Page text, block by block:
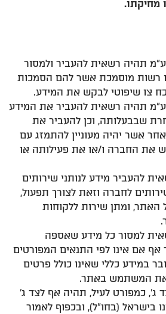
מחיקתו.
תהיה רשאית להעביר ולמסור
רשות מוסמכת אשר להם הסמכות
צו שיפוטי לבקש את המידע.
תהיה רשאית להעביר את המידע
שבבעלותה, וכן להעביר את
אשר יהיה מעוניין להתמזג עם
את החברה ו/או את פעילותה או
להעביר מידע לנותני שירותים
לחברה וזאת לצורך תפעול,
האתר, ומתן שירות ללקוחות
למסור כל מידע שאספה
אם אינו לפי התנאים המפורטים
במידע כללי שאינו כולל פרטים
את המשתמש באתר.
ג', כמפורט לעיל, תהיה אף לצד ג'
בישראל (בחו"ל), ובכפוף לאמור